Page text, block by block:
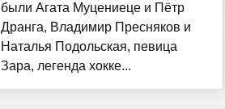
были Агата Муцениеце и Пётр
Дранга, Владимир Пресняков и
Наталья Подольская, певица
Зара, легенда хокке...